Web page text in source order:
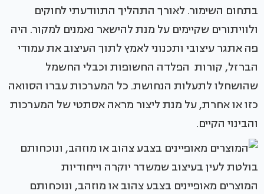
בתחום השימור. לאורך התהליך התוודעתי לחוקים
ולוויתורים שקיימים על מנת להישאר נאמנים למקור. היה
פה אתגר עיצובי ותכנוני לאמץ לתוך העיצוב את עמודי
הברזל, קורות הפלדה החשופות וכבלי החשמל
שהושחלו לתעלות הנחושת. כל המערכות עברו הסוואה
כזו או אחרת, על מנת ליצור מראה אסתטי של המערכות
והבינוי הקיים.
המוצרים מאופיינים בצבע צהוב או מוזהב, ונוכחותם